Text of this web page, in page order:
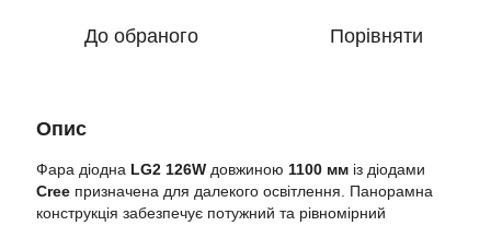
До обраного Порівняти
Опис
Фара діодна LG2 126W довжиною 1100 мм із діодами
Cree призначена для далекого освітлення. Панорамна
конструкція забезпечує потужний та рівномірний